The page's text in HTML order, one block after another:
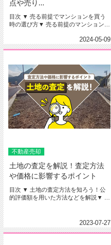
点や売り...
目次 ▼ 売る前提でマンションを買う
時の選び方▼ 売る前提のマンションに
2024-05-09
不動産売却
土地の査定を解説！査定方法
や価格に影響するポイント
目次 ▼ 土地の査定方法を知ろう！公
的評価額を用いた方法などを解説▼ 土
2023-07-27